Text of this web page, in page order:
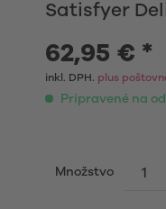
Satisfyer
62,95 € *
inkl. DPH. plus
Pripravené na
Množstvo